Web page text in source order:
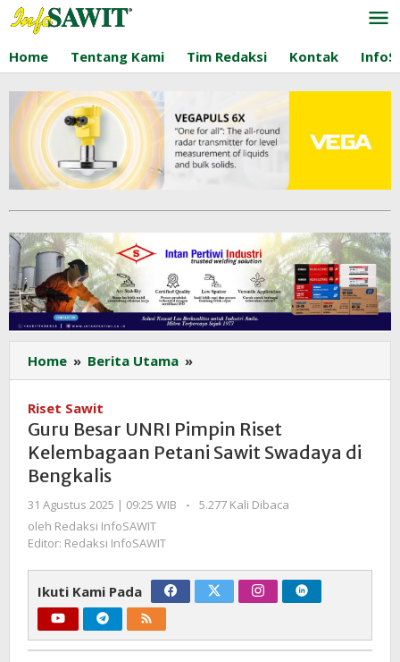
Lewati
ke
konten
Home Tentang Kami Tim Redaksi Kontak
Home » Berita Utama »
Besar
Pimpin
Riset
Kelembagaan
Sawit
Riset Sawit
Guru Besar UNRI Pimpin Riset
Kelembagaan Petani Sawit Swadaya di
Bengkalis
31 Agustus 2025 | 09:25 WIB
oleh
-
5.277 Kali Dibaca
oleh Redaksi InfoSAWIT
Editor: Redaksi InfoSAWIT
Ikuti Kami Pada